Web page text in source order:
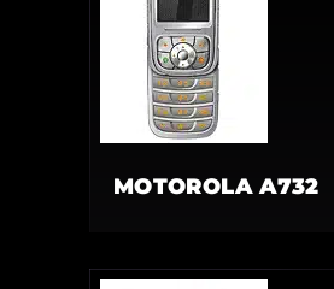
MOTOROLA A732